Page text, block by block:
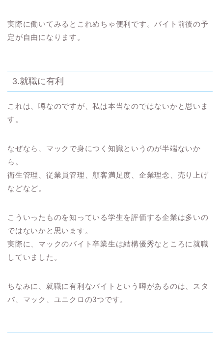
実際に働いてみるとこれめちゃ便利です。バイト前後の予
定が自由になります。
3.就職に有利
これは、噂なのですが、私は本当なのではないかと思いま
す。
なぜなら、マックで身につく知識というのが半端ないか
ら。
衛生管理、従業員管理、顧客満足度、企業理念、売り上げ
などなど。
こういったものを知っている学生を評価する企業は多いの
ではないかと思います。
実際に、 マックのバイト卒業生は結構優秀なところに就職
していました。
ちなみに、就職に有利なバイトという噂があるのは、スタ
バ、マック、ユニクロの3つです。